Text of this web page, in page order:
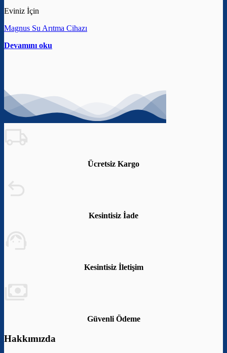
Eviniz İçin
Magnus Su Arıtma Cihazı
Devamını oku
Ücretsiz Kargo
Kesintisiz İade
Kesintisiz İletişim
Güvenli Ödeme
Hakkımızda